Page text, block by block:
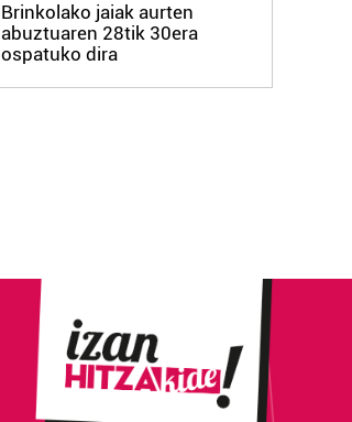
Brinkolako jaiak aurten
abuztuaren 28tik 30era
ospatuko dira